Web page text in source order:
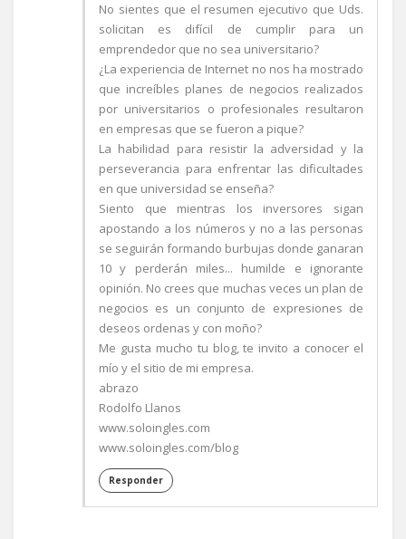
No sientes que el resumen ejecutivo que Uds.
solicitan es difícil de cumplir para un
emprendedor que no sea universitario?
¿La experiencia de Internet no nos ha mostrado
que increíbles planes de negocios realizados
por universitarios o profesionales resultaron
en empresas que se fueron a pique?
La habilidad para resistir la adversidad y la
perseverancia para enfrentar las dificultades
en que universidad se enseña?
Siento que mientras los inversores sigan
apostando a los números y no a las personas
se seguirán formando burbujas donde ganaran
10 y perderán miles... humilde e ignorante
opinión. No crees que muchas veces un plan de
negocios es un conjunto de expresiones de
deseos ordenas y con moño?
Me gusta mucho tu blog, te invito a conocer el
mío y el sitio de mi empresa.
abrazo
Rodolfo Llanos
www.soloingles.com
www.soloingles.com/blog
Responder